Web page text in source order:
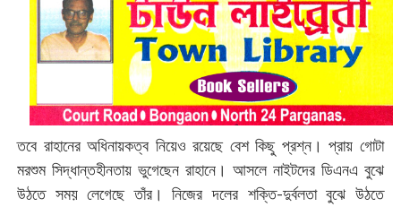
তবে রাহানের অধিনায়কত্ব নিয়েও রয়েছে বেশ কিছু প্রশ্ন। প্রায় গোটা
মরশুম সিদ্ধান্তহীনতায় ভুগেছেন রাহানে। আসলে নাইটদের ডিএনএ বুঝে
উঠতে সময় লেগেছে তাঁর। নিজের দলের শক্তি-দুর্বলতা বুঝে উঠতে